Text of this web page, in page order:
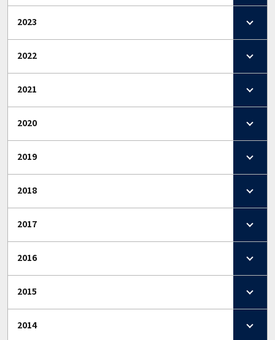
2023
2022
2021
2020
2019
2018
2017
2016
2015
2014